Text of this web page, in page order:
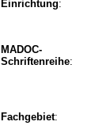
Einrichtung:
MADOC-
Schriftenreihe:
Fachgebiet: